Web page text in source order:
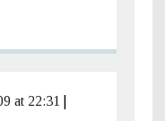
at 22:31